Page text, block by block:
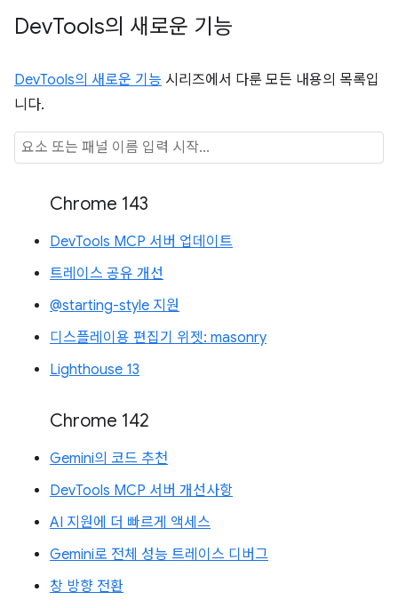
DevTools의 새로운 기능
DevTools의 새로운 기능 시리즈에서 다룬 모든 내용의 목록입
니다.
Chrome 143
DevTools MCP 서버 업데이트
트레이스 공유 개선
@starting-style 지원
디스플레이용 편집기 위젯: masonry
Lighthouse 13
Chrome 142
Gemini의 코드 추천
DevTools MCP 서버 개선사항
AI 지원에 더 빠르게 액세스
Gemini로 전체 성능 트레이스 디버그
창 방향 전환